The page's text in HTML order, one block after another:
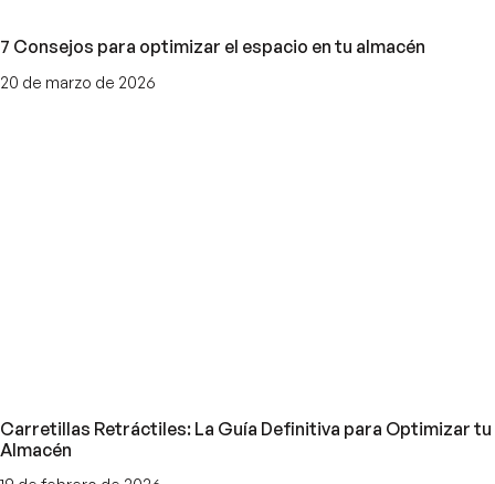
7 Consejos para optimizar el espacio en tu almacén
20 de marzo de 2026
Carretillas Retráctiles: La Guía Definitiva para Optimizar tu
Almacén